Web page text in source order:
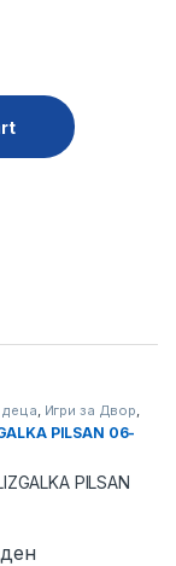
quantity
деца, Игри за Двор,
PILSAN 06-
ден